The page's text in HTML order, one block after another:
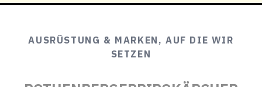
AUSRÜSTUNG & MARKEN, AUF DIE WIR
SETZEN